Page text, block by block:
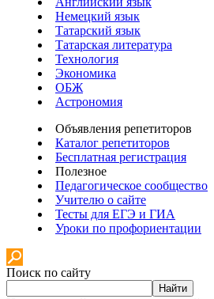
Немецкий язык
Татарский язык
Татарская литература
Технология
Экономика
ОБЖ
Астрономия
Объявления репетиторов
Каталог репетиторов
Бесплатная регистрация
Полезное
Педагогическое сообщество
Учителю о сайте
Тесты для ЕГЭ и ГИА
Уроки по профориентации
Поиск по сайту
Найти